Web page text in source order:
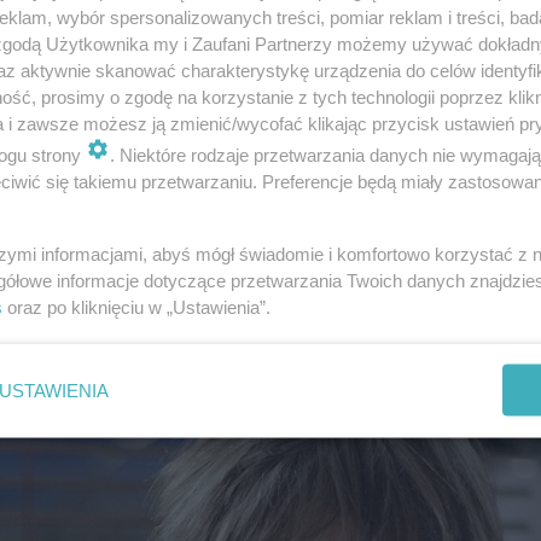
wystawiane np. na uszkodzone kolano od
depresję od psychiatry– podkreślił rzecznik
TVN, zwracając uwagę na fakt, że zwolnienie
może chodzić. Trzeba przy tym przestrzegać
traktować jako wakacjiczy urlopu.
Paweł Żebrowski.
wybór spersonalizowanych treści, pomiar reklam i treści,
Użytkownika my i Zaufani Partnerzy możemy używać
aktywnie skanować charakterystykę urządzenia do celów
prosimy o zgodę na korzystanie z tych technologii poprzez
i zawsze możesz ją zmienić/wycofać klikając przycisk ustawień
strony
. Niektóre rodzaje przetwarzania danych nie
się takiemu przetwarzaniu. Preferencje będą miały
informacjami, abyś mógł świadomie i komfortowo korzystać z
informacje dotyczące przetwarzania Twoich danych
oraz po kliknięciu w „Ustawienia”.
USTAWIENIA